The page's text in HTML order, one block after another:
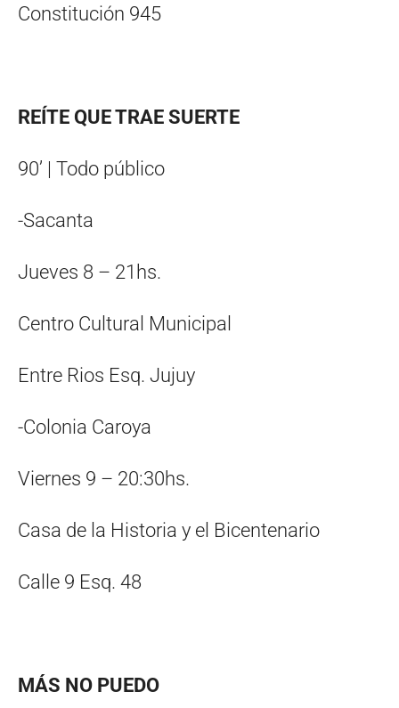
Constitución 945
REÍTE QUE TRAE SUERTE
90’ | Todo público
-Sacanta
Jueves 8 – 21hs.
Centro Cultural Municipal
Entre Rios Esq. Jujuy
-Colonia Caroya
Viernes 9 – 20:30hs.
Casa de la Historia y el Bicentenario
Calle 9 Esq. 48
MÁS NO PUEDO